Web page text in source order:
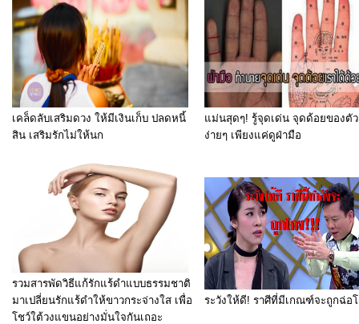
เคล็ดลับเสริมดวง ให้มีเงินเก็บ ปลดหนี้
สิน เสริมรักไม่ให้นก
แม่นสุดๆ! รู้จุดเด่น จุดด้อยของตัว
ง่ายๆ เพียงแค่ดูฝ่ามือ
รวมสารพัดวิธีแก้รักแร้ดําแบบธรรมชาติ
มาเปลี่ยนรักแร้ดําให้ขาวกระจ่างใส เพื่อ
โชว์ใต้วงแขนอย่างมั่นใจกันเถอะ
ระวังให้ดี! ราศีที่มีเกณฑ์จะถูกฉ่อ